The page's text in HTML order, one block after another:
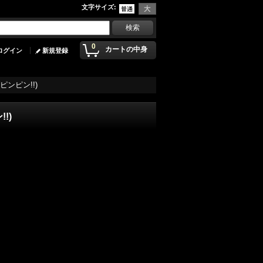
文字サイズ:
0 カートの中身
グイン 新規登録
ンピン!!)
!!)